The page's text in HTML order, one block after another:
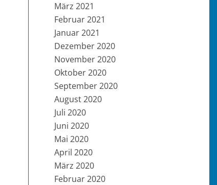
März 2021
Februar 2021
Januar 2021
Dezember 2020
November 2020
Oktober 2020
September 2020
August 2020
Juli 2020
Juni 2020
Mai 2020
April 2020
März 2020
Februar 2020